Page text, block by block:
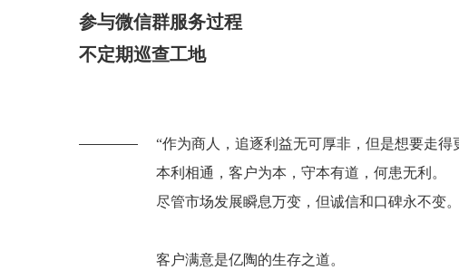
参与微信群服务过程
不定期巡查工地
“作为商人，追逐利益无可厚非，但是想要走得
本利相通，客户为本，守本有道，何患无利。
尽管市场发展瞬息万变，但诚信和口碑永不变
客户满意是亿陶的生存之道。